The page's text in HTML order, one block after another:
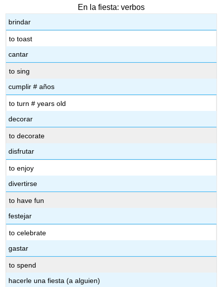
En la fiesta: verbos
brindar
to toast
cantar
to sing
cumplir # años
to turn # years old
decorar
to decorate
disfrutar
to enjoy
divertirse
to have fun
festejar
to celebrate
gastar
to spend
hacerle una fiesta (a alguien)